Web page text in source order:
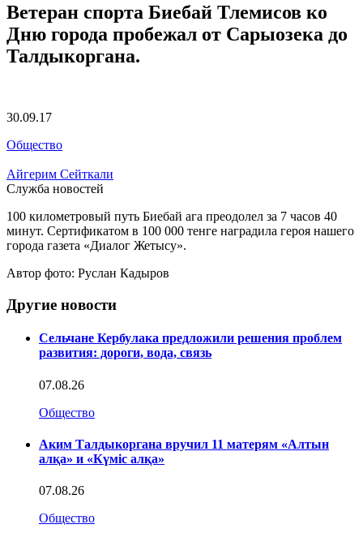
Ветеран спорта Биебай Тлемисов ко
Дню города пробежал от Сарыозека до
Талдыкоргана.
30.09.17
Общество
Айгерим Сейткали
Служба новостей
100 километровый путь Биебай ага преодолел за 7 часов 40
минут. Сертификатом в 100 000 тенге наградила героя нашего
города газета «Диалог Жетысу».
Автор фото: Руслан Кадыров
Другие новости
Сельчане Кербулака предложили решения проблем
развития: дороги, вода, связь
07.08.26
Общество
Аким Талдыкоргана вручил 11 матерям «Алтын
алқа» и «Күміс алқа»
07.08.26
Общество